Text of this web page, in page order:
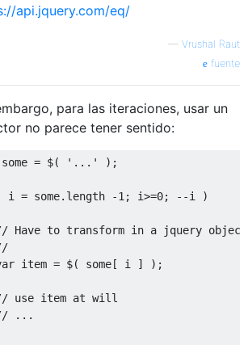
api.jquery.com/eq/
— Vrushal Raut
fuente
para las iteraciones, usar un
no parece tener sentido:
some = $( '...' );
i = some. length -1 ; i>=0; --i
)
Have to transform in a jquery object
item = $( some[ i ] );
use item at will
...